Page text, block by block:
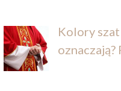
Kolory
oznaczają?